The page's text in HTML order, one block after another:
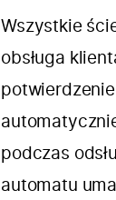
Wszystkie
obsługa
podczas
automatu